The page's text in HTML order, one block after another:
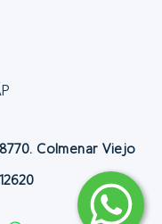
Colmenar Viejo